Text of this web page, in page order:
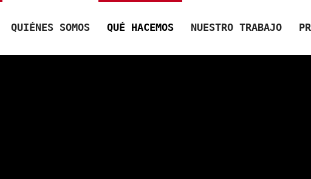
QUIÉNES SOMOS QUÉ HACEMOS NUESTRO TRABAJO